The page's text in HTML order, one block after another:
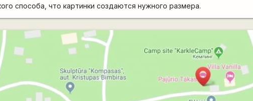
способа, что картинки создаются нужного размера.